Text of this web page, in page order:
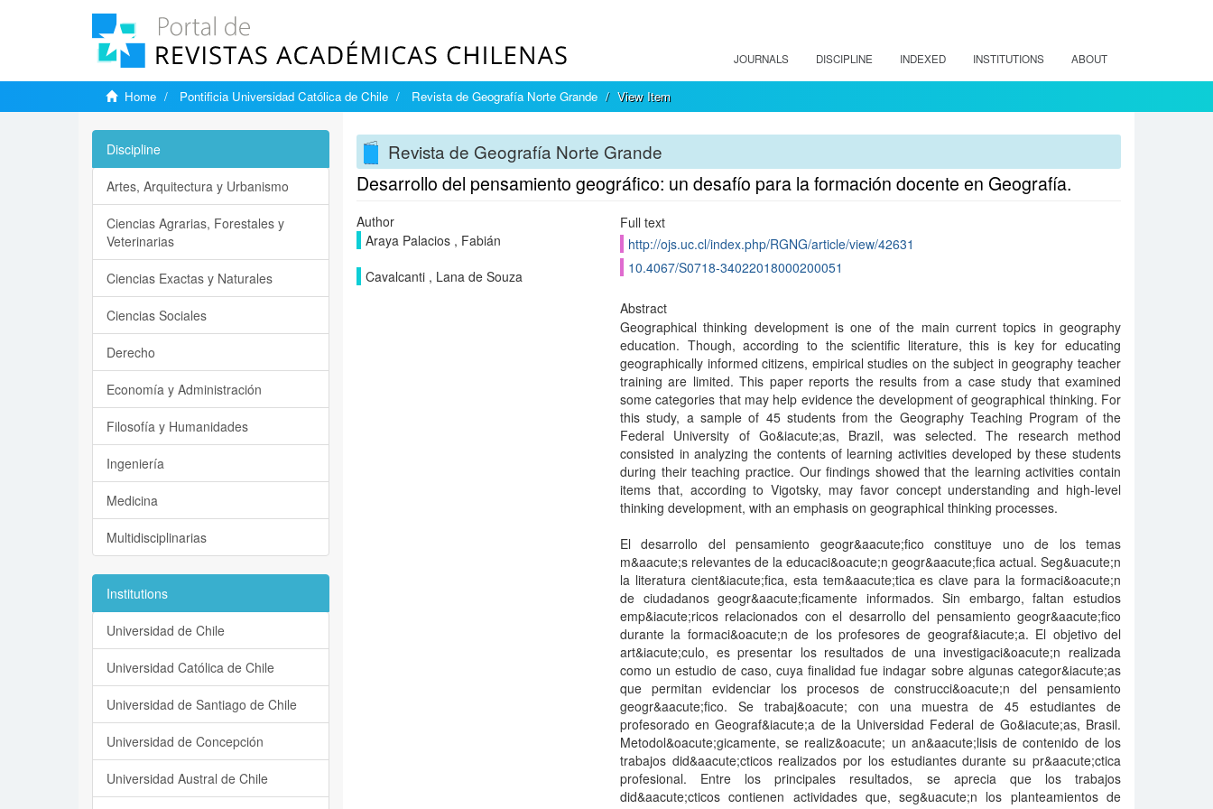
JOURNALS DISCIPLINE INDEXED INSTITUTIONS ABOUT
Home Pontificia Universidad Católica de Chile Revista de Geografía Norte Grande View Item
Revista de Geografía Norte Grande
Desarrollo del pensamiento geográfico: un desafío para la formación docente en Geografía.
Author
Araya Palacios , Fabián
Cavalcanti , Lana de Souza
Full text
http://ojs.uc.cl/index.php/RGNG/article/view/42631
10.4067/S0718-34022018000200051
Abstract
Geographical thinking development is one of the main current topics in geography
education. Though, according to the scientific literature, this is key for educating
geographically informed citizens, empirical studies on the subject in geography teacher
training are limited. This paper reports the results from a case study that examined
some categories that may help evidence the development of geographical thinking. For
this study, a sample of 45 students from the Geography Teaching Program of the
Federal University of Go&iacute;as, Brazil, was selected. The research method
consisted in analyzing the contents of learning activities developed by these students
during their teaching practice. Our findings showed that the learning activities contain
items that, according to Vigotsky, may favor concept understanding and high-level
thinking development, with an emphasis on geographical thinking processes.
El desarrollo del pensamiento geogr&aacute;fico constituye uno de los temas
m&aacute;s relevantes de la educaci&oacute;n geogr&aacute;fica actual. Seg&uacute;n
la literatura cient&iacute;fica, esta tem&aacute;tica es clave para la formaci&oacute;n
de ciudadanos geogr&aacute;ficamente informados. Sin embargo, faltan estudios
emp&iacute;ricos relacionados con el desarrollo del pensamiento geogr&aacute;fico
durante la formaci&oacute;n de los profesores de geograf&iacute;a. El objetivo del
art&iacute;culo, es presentar los resultados de una investigaci&oacute;n realizada
como un estudio de caso, cuya finalidad fue indagar sobre algunas categor&iacute;as
que permitan evidenciar los procesos de construcci&oacute;n del pensamiento
geogr&aacute;fico. Se trabaj&oacute; con una muestra de 45 estudiantes de
profesorado en Geograf&iacute;a de la Universidad Federal de Go&iacute;as, Brasil.
Metodol&oacute;gicamente, se realiz&oacute; un an&aacute;lisis de contenido de los
trabajos did&aacute;cticos realizados por los estudiantes durante su pr&aacute;ctica
profesional. Entre los principales resultados, se aprecia que los trabajos
did&aacute;cticos contienen actividades que, seg&uacute;n los planteamientos de
Discipline
Artes, Arquitectura y Urbanismo
Ciencias Agrarias, Forestales y
Veterinarias
Ciencias Exactas y Naturales
Ciencias Sociales
Derecho
Economía y Administración
Filosofía y Humanidades
Ingeniería
Medicina
Multidisciplinarias
Institutions
Universidad de Chile
Universidad Católica de Chile
Universidad de Santiago de Chile
Universidad de Concepción
Universidad Austral de Chile